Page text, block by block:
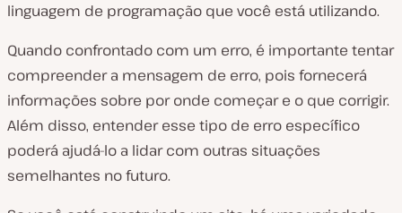
linguagem de programação que você está utilizando.
Quando confrontado com um erro, é importante tentar
compreender a mensagem de erro, pois fornecerá
informações sobre por onde começar e o que corrigir.
Além disso, entender esse tipo de erro específico
poderá ajudá-lo a lidar com outras situações
semelhantes no futuro.